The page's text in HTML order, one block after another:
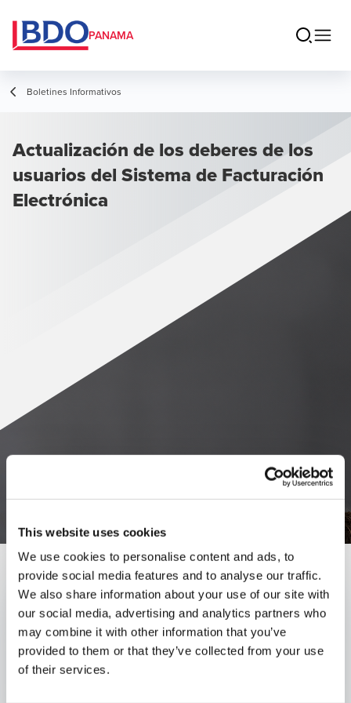
This website uses cookies
We use cookies to personalise content and ads, to
provide social media features and to analyse our traffic.
We also share information about your use of our site with
our social media, advertising and analytics partners who
may combine it with other information that you’ve
provided to them or that they’ve collected from your use
of their services.
PANAMA
Boletines Informativos
Actualización de los deberes de los
usuarios del Sistema de Facturación
Electrónica
BOLETÍN INFORMATIVO
Publicado el: 1 de December de 2025
Autores